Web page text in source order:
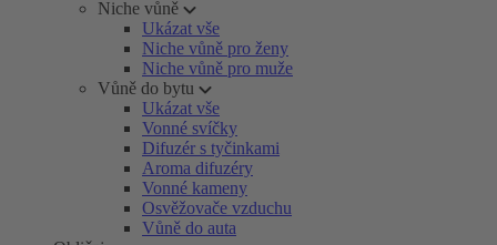
Niche vůně
Ukázat vše
Niche vůně pro ženy
Niche vůně pro muže
Vůně do bytu
Ukázat vše
Vonné svíčky
Difuzér s tyčinkami
Aroma difuzéry
Vonné kameny
Osvěžovače vzduchu
Vůně do auta